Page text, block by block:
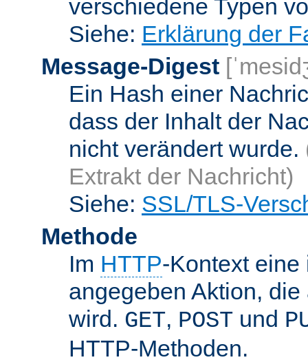
verschiedene Typen
Siehe: Erklärung der
Message-Digest
Ein Hash einer
dass der Inhalt der
nicht verändert wurde.
Extrakt der Nachricht)
Siehe: SSL/TLS-
Methode
Im HTTP-Kontext eine
angegeben Aktion,
wird. GET, POST und
HTTP-Methoden.